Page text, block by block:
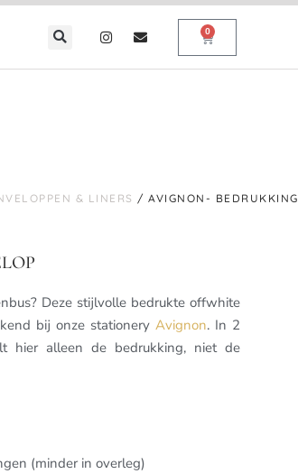
0
& LINERS / AVIGNON- BEDRUKKING
Deze stijlvolle bedrukte offwhite
bij onze stationery Avignon. In 2
hier alleen de bedrukking, niet de
(minder in overleg)